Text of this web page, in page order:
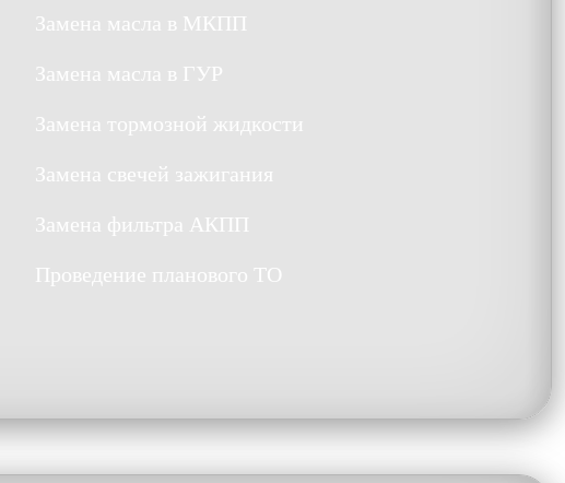
Замена масла в МКПП
Замена масла в ГУР
Замена тормозной жидкости
Замена свечей зажигания
Замена фильтра АКПП
Проведение планового ТО